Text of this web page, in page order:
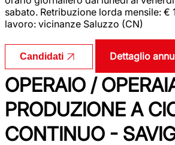
sabato. Retribuzione lorda mensile: €
lavoro: vicinanze Saluzzo (CN)
Candidati Dettaglio
OPERAIO /
PRODUZIONE A
CONTINUO -